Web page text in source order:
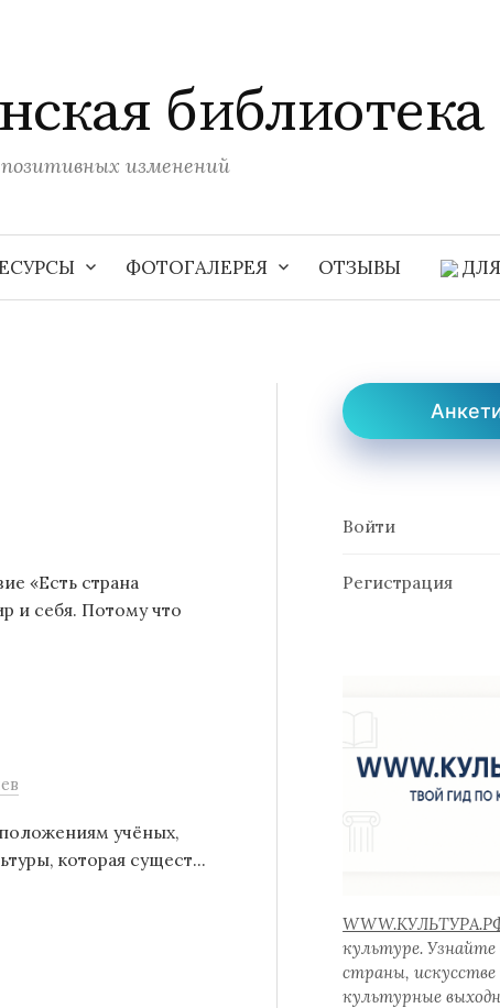
библиотека
изменений
ФОТОГАЛЕРЕЯ ОТЗЫВЫ
«Есть страна
и себя. Потому что
учёных,
которая сущест...
Войти
Регистрация
культуре.
страны,
культурные